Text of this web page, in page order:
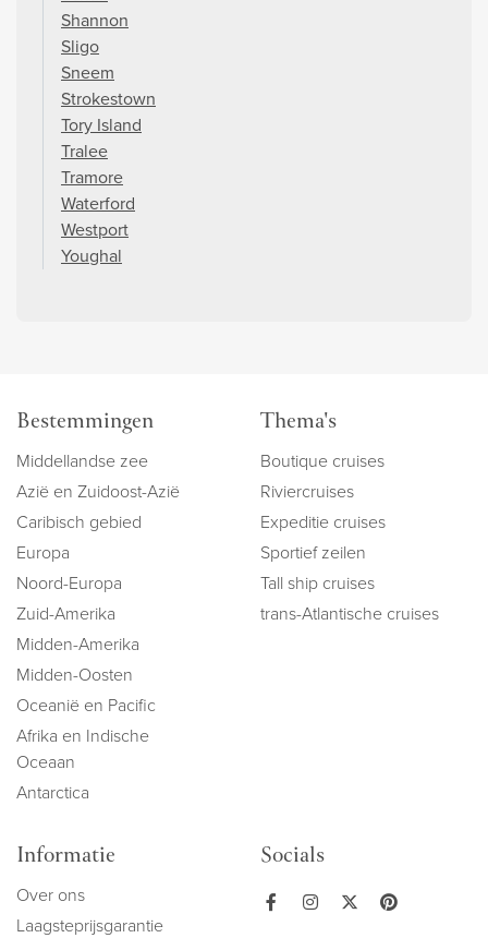
Shannon
Sligo
Sneem
Strokestown
Tory Island
Tralee
Tramore
Waterford
Westport
Youghal
Bestemmingen
Middellandse zee
Azië en Zuidoost-Azië
Caribisch gebied
Europa
Noord-Europa
Zuid-Amerika
Midden-Amerika
Midden-Oosten
Oceanië en Pacific
Afrika en Indische
Oceaan
Antarctica
Thema's
Boutique cruises
Riviercruises
Expeditie cruises
Sportief zeilen
Tall ship cruises
trans-Atlantische cruises
Informatie
Over ons
Laagsteprijsgarantie
Socials